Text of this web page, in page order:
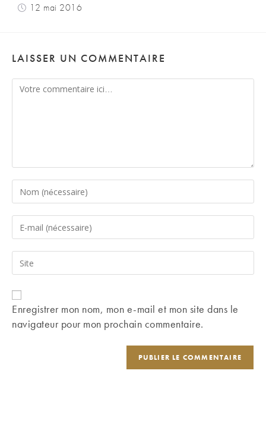
12 mai 2016
LAISSER UN COMMENTAIRE
Comment
Enter
your
name
comment
Enter
your
email
address
comment
Saisir
l’URL
de
votre
(facultatif)
Enregistrer mon nom, mon e-mail et mon site dans le
navigateur pour mon prochain commentaire.